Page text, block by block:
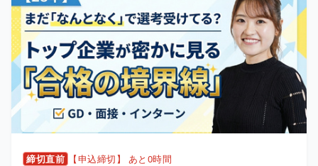
締切直前 【申込締切】 あと0時間